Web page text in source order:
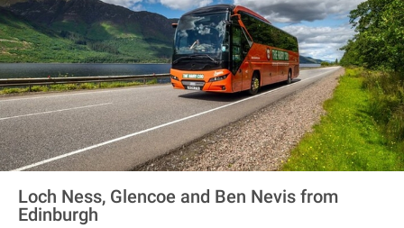
Loch Ness, Glencoe and Ben Nevis from
Edinburgh